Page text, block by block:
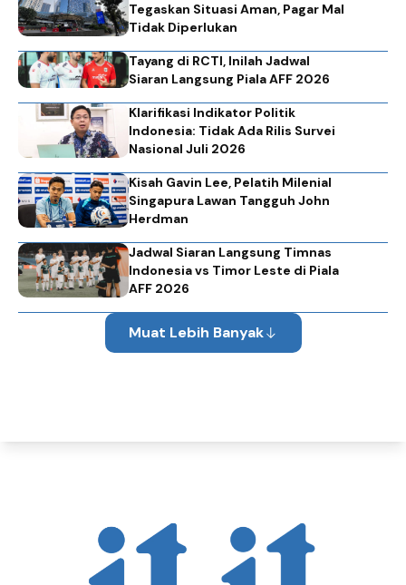
Tegaskan Situasi Aman, Pagar Mal
Tidak Diperlukan
Tayang di RCTI, Inilah Jadwal
Siaran Langsung Piala AFF 2026
Klarifikasi Indikator Politik
Indonesia: Tidak Ada Rilis Survei
Nasional Juli 2026
Kisah Gavin Lee, Pelatih Milenial
Singapura Lawan Tangguh John
Herdman
Jadwal Siaran Langsung Timnas
Indonesia vs Timor Leste di Piala
AFF 2026
Muat Lebih Banyak